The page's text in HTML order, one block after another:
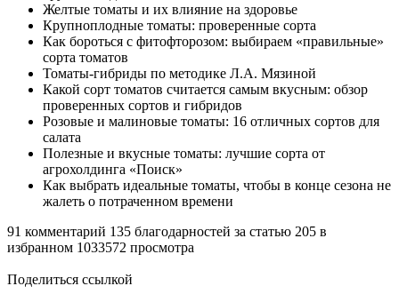
Желтые томаты и их влияние на здоровье
Крупноплодные томаты: проверенные сорта
Как бороться с фитофторозом: выбираем «правильные»
сорта томатов
Томаты-гибриды по методике Л.А. Мязиной
Какой сорт томатов считается самым вкусным: обзор
проверенных сортов и гибридов
Розовые и малиновые томаты: 16 отличных сортов для
салата
Полезные и вкусные томаты: лучшие сорта от
агрохолдинга «Поиск»
Как выбрать идеальные томаты, чтобы в конце сезона не
жалеть о потраченном времени
91 комментарий 135 благодарностей за статью 205 в
избранном 1033572 просмотра
Поделиться ссылкой